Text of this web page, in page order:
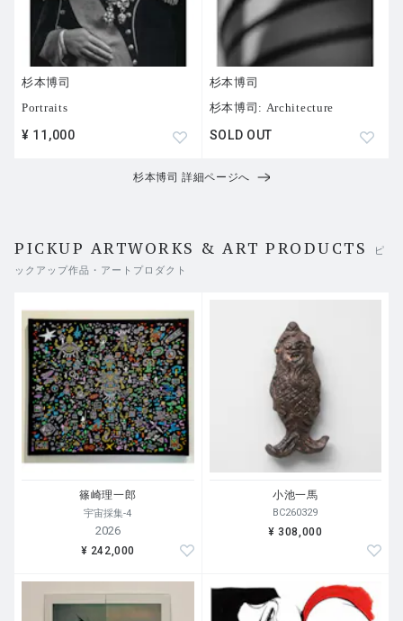
杉本博司
Portraits
¥ 11,000
杉本博司
杉本博司: Architecture
SOLD OUT
杉本博司 詳細ページへ
PICKUP ARTWORKS & ART PRODUCTS
ピ
ックアップ作品・アートプロダクト
篠崎理一郎
宇宙採集-4
2026
¥ 242,000
小池一馬
BC260329
¥ 308,000